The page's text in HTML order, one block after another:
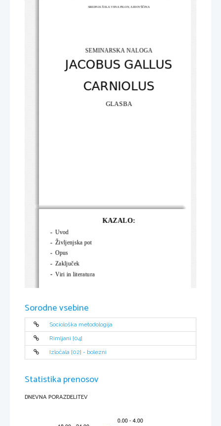
SREDNJA ŠOLA VENA PILON, AJDOVŠČINA
SEMINARSKA NALOGA
JACOBUS GALLUS
CARNIOLUS
GLASBA
KAZALO:
- Uvod
- Življenjska pot
- Opus
- Zaključek
- Viri in literatura
Sorodne vsebine
Sociološka metodologija
Rimljani [04]
Izločala [02] - bolezni
Statistika prenosov
DNEVNA PORAZDELITEV